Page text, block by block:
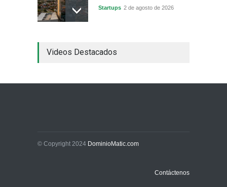
Startups 2 de agosto de 2026
industrial y el golpe puede
Sin Categoría 1 de agosto de 2026
Videos Destacados
© Copyright 2024 DominioMatic.com
Contáctenos